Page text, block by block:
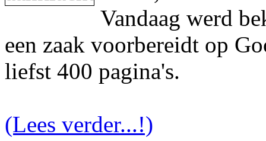
Vandaag werd
een zaak voorbereidt op
liefst 400 pagina's.
(Lees verder...!)